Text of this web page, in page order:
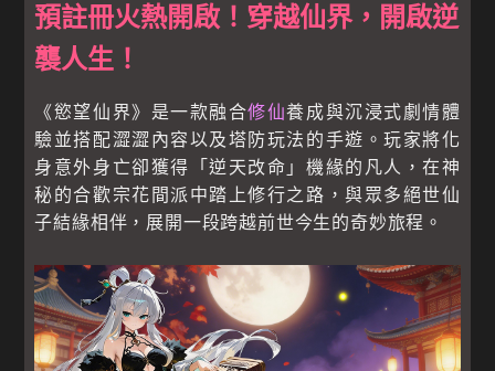
預註冊火熱開啟！穿越仙界，開啟逆
襲人生！
《慾望仙界》是一款融合修仙養成與沉浸式劇情體
驗並搭配澀澀內容以及塔防玩法的手遊。玩家將化
身意外身亡卻獲得「逆天改命」機緣的凡人，在神
秘的合歡宗花間派中踏上修行之路，與眾多絕世仙
子結緣相伴，展開一段跨越前世今生的奇妙旅程。